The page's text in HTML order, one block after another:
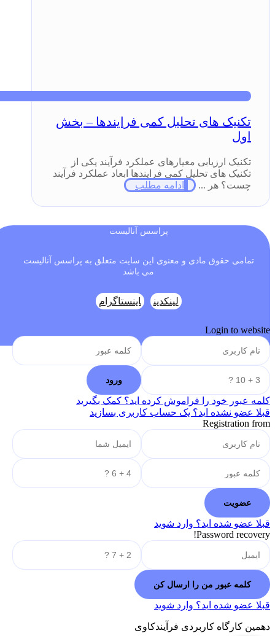
تکنیک های تحلیل کمی فرایندها – بخش
اول
تکنیک ارزیابی معیارهای عملکرد فرآیند یکی از
تکنیک های تحلیل کمی فرایندها ابعاد عملکرد فرآیند
چست؟ هر ...
ادامه مطلب
پراسس آنالیست
تمامی حقوق مادی و معنوی این سایت متعلق به پراسس آنالیست
می باشد
لینکدین اینستاگرام
Login to website
کلمه عبور خود را فراموش کرده اید؟ کمک بگیرید
قبلا عضو نشده اید؟ یک حساب کاربری بسازید
Registration from
قبلا عضو شده اید؟ وارد شوید
Password recovery!
قبلا عضو شده اید؟ وارد شوید
دهمین کارگاه کاربردی فرآیندکاوی